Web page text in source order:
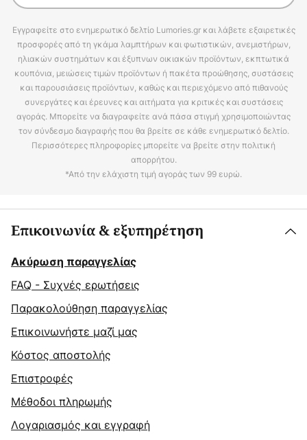
Εγγραφείτε στο ενημερωτικό δελτίο Lumories.gr και λάβετε εξαιρετικές
προσφορές από τη γκάμα λαμπτήρων και φωτιστικών, ανεμιστήρων,
ηλιακών συστημάτων και έξυπνων οικιακών προϊόντων, εκπτωτικά
κουπόνια, μειώσεις τιμών προϊόντων ή πακέτα προώθησης, συστάσεις
και παρουσιάσεις προϊόντων, καθώς και περιεχόμενο από πιθανούς
συνεργάτες και έρευνες και αιτήματα για κριτικές και συστάσεις
αγοράς. Μπορείτε να διαγραφείτε ανά πάσα στιγμή χρησιμοποιώντας
τον σύνδεσμο διαγραφής που θα βρείτε σε κάθε ενημερωτικό δελτίο.
Περισσότερες πληροφορίες μπορείτε να βρείτε στην πολιτική
απορρήτου.
*Από την ελάχιστη τιμή αγοράς των 99 ευρώ.
Επικοινωνία & εξυπηρέτηση
Ακύρωση παραγγελίας
FAQ - Συχνές ερωτήσεις
Παρακολούθηση παραγγελίας
Επικοινωνήστε μαζί μας
Κόστος αποστολής
Επιστροφές
Μέθοδοι πληρωμής
Λογαριασμός και εγγραφή